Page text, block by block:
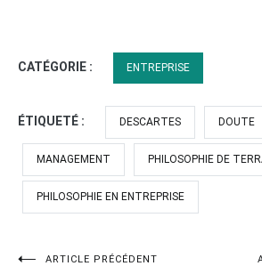
CATÉGORIE : ENTREPRISE
ÉTIQUETÉ : DESCARTES DOUTE
MANAGEMENT PHILOSOPHIE DE
PHILOSOPHIE EN ENTREPRISE
ARTICLE PRÉCÉDENT